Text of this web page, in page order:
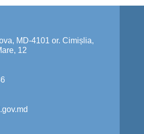
MD-4101 or. Cimișlia,
12